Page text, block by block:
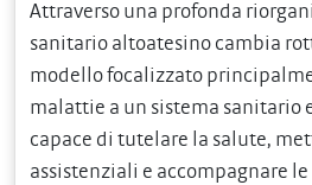
Attraverso una profonda
sanitario altoatesino cambia
modello focalizzato
malattie a un sistema sanitario
capace di tutelare la salute,
assistenziali e accompagnare